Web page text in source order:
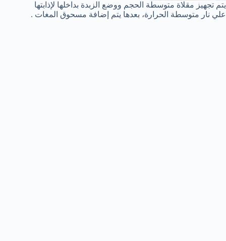
يتم تجهيز مقلاة متوسطة الحجم ووضع الزبدة بداخلها لإذابتها
علي نار متوسطة الحرارة، بعدها يتم إضافة مسحوق المغات .